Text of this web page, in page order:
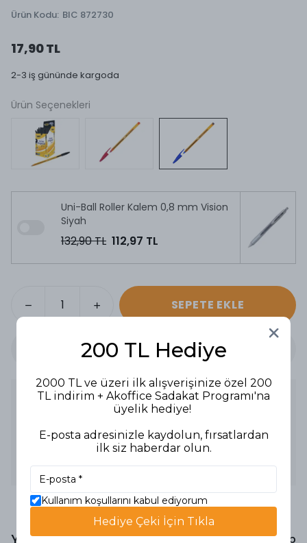
Ürün Kodu: BIC 872730
17,90 TL
2-3 iş gününde kargoda
Ürün Seçenekleri
Uni-Ball Roller Kalem 0,8 mm Vision
Siyah
132,90 TL 112,97 TL
SEPETE EKLE
Ürün Açıklaması
Dünyanın en ünlü tükenmez kalemi
Şeffaf gövde
Kırılmaya karşı dayanıklı Tungsten ve Chrome Carbide uç
Soğuk havalarda bile donmamayı sağlayan özel formül
Yorum Yap
200 TL Hediye
2000 TL ve üzeri ilk alışverişinize özel 200
TL indirim + Akoffice Sadakat Programı'na
üyelik hediye!
E-posta adresinizle kaydolun, fırsatlardan
ilk siz haberdar olun.
Kullanım koşullarını kabul ediyorum
Hediye Çeki İçin Tıkla